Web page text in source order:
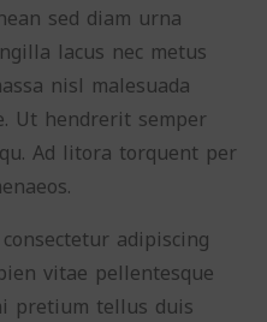
sed diam urna
lacus nec metus
nisl malesuada
Ut hendrerit semper
Ad litora torquent per
adipiscing
vitae pellentesque
pretium tellus duis